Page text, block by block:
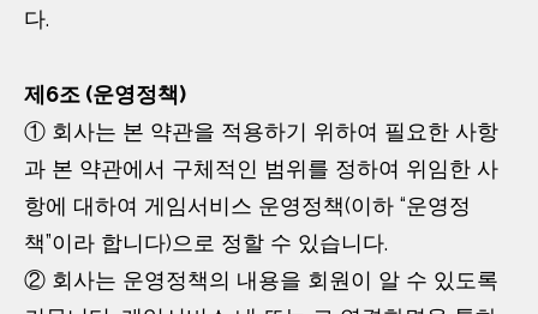
다.
제6조 (운영정책)
① 회사는 본 약관을 적용하기 위하여 필요한 사항
과 본 약관에서 구체적인 범위를 정하여 위임한 사
항에 대하여 게임서비스 운영정책(이하 “운영정
책”이라 합니다)으로 정할 수 있습니다.
② 회사는 운영정책의 내용을 회원이 알 수 있도록